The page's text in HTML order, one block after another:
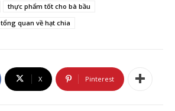
thực phẩm tốt cho bà bầu
tổng quan về hạt chia
X Pinterest